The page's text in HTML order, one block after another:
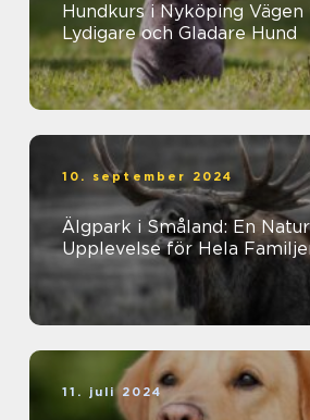
Hundkurs i Nyköping Vägen till en
Lydigare och Gladare Hund
10. september 2024
Älgpark i Småland: En
Upplevelse för Hela
11. juli 2024